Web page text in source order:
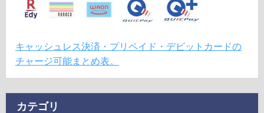
キャッシュレス決済・プリペイド・デビットカードの
チャージ可能まとめ表。
カテゴリ